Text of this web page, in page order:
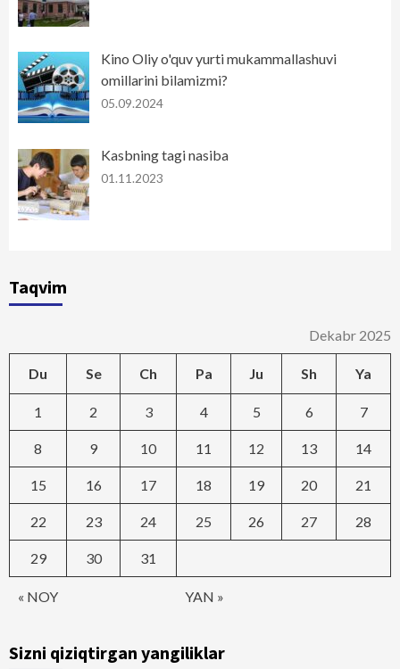
Kino Oliy o'quv yurti mukammallashuvi
omillarini bilamizmi?
05.09.2024
Kasbning tagi nasiba
01.11.2023
Taqvim
Dekabr 2025
Du Se Ch Pa Ju Sh Ya
« NOY YAN »
1 2 3 4 5 6 7
8 9 10 11 12 13 14
15 16 17 18 19 20 21
22 23 24 25 26 27 28
29 30 31
Sizni qiziqtirgan yangiliklar